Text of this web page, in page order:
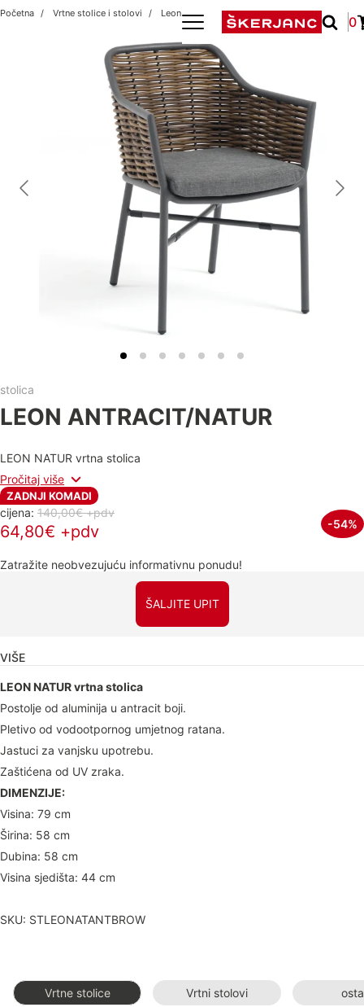
0
Početna Vrtne stolice i stolovi Leon antracit/natur
stolica
LEON ANTRACIT/NATUR
LEON NATUR vrtna stolica
Pročitaj više
ZADNJI KOMADI
cijena: 140,00€ +pdv
64,80€ +pdv -54%
Zatražite neobvezujuću informativnu ponudu!
ŠALJITE UPIT
VIŠE
LEON NATUR vrtna stolica
Postolje od aluminija u antracit boji.
Pletivo od vodootpornog umjetnog ratana.
Jastuci za vanjsku upotrebu.
Zaštićena od UV zraka.
DIMENZIJE:
Visina: 79 cm
Širina: 58 cm
Dubina: 58 cm
Visina sjedišta: 44 cm
SKU: STLEONATANTBROW
Vrtne stolice Vrtni stolovi